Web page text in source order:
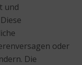
und
oder
Die